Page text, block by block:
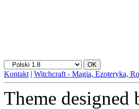
Kontakt | Witchcraft - Magia, Ezoteryka,
Theme designed